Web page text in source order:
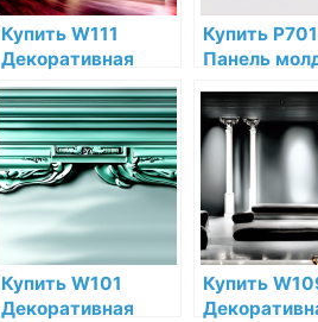
Купить W111
Декоративная
панель Orac Decor
Bar Полиуретан
Orac Decor по
низкой цене в
интернет-
магазине
Купить
Панель
Полиуретан
низкой цене
интернет-
магазине
Купить W101
Декоративная
Купить